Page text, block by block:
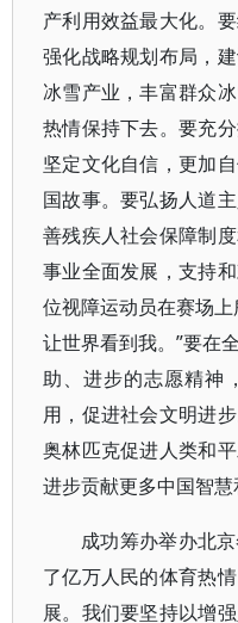
产利用效益最大化。
强化战略规划布局，
冰雪产业，丰富群众
热情保持下去。要充
坚定文化自信，更加
国故事。要弘扬人道
善残疾人社会保障制
事业全面发展，支持
位视障运动员在赛场
让世界看到我。”要在
助、进步的志愿精神
用，促进社会文明进
奥林匹克促进人类和
进步贡献更多中国智慧
成功筹办举办北
了亿万人民的体育热
展。我们要坚持以增